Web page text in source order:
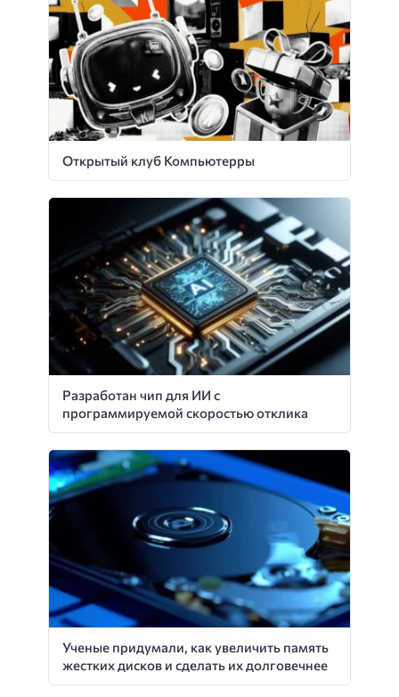
Открытый клуб Компьютерры
Разработан чип для ИИ с
программируемой скоростью отклика
Ученые придумали, как увеличить память
жестких дисков и сделать их долговечнее